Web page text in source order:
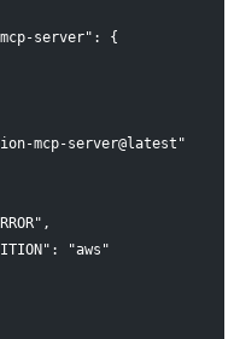
server": {
mcp-server@latest"
"aws"